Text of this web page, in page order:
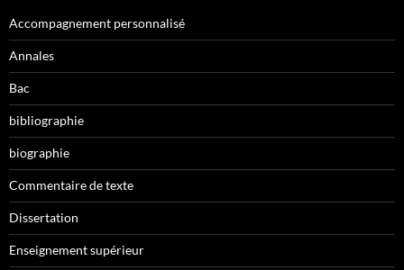
Accompagnement personnalisé
Annales
Bac
bibliographie
biographie
Commentaire de texte
Dissertation
Enseignement supérieur